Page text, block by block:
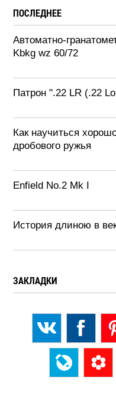
ПОСЛЕДНЕЕ
Автоматно-
Kbkg wz 60/72
Патрон ".22 LR (.22
Как научиться
дробового ружья
Enfield No.2 Mk I
История длиною в
ЗАКЛАДКИ